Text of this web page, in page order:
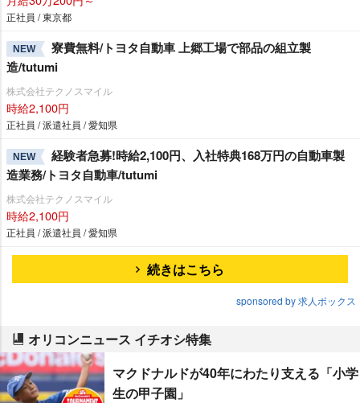
正社員 / 東京都
NEW
寮費無料/トヨタ自動車 上郷工場で部品の組立製
造/tutumi
株式会社テクノスマイル
時給2,100円
正社員 / 派遣社員 / 愛知県
NEW
経験者急募!時給2,100円、入社特典168万円の自動車製
造業務/トヨタ自動車/tutumi
株式会社テクノスマイル
時給2,100円
正社員 / 派遣社員 / 愛知県
続きはこちら
sponsored by 求人ボックス
オリコンニュース イチオシ特集
マクドナルドが40年にわたり支える「小学
生の甲子園」